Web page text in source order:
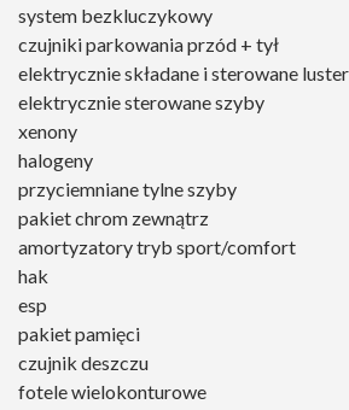
system bezkluczykowy
czujniki parkowania przód + tył
elektrycznie składane i sterowane
elektrycznie sterowane szyby
xenony
halogeny
przyciemniane tylne szyby
pakiet chrom zewnątrz
amortyzatory tryb sport/comfort
hak
esp
pakiet pamięci
czujnik deszczu
fotele wielokonturowe